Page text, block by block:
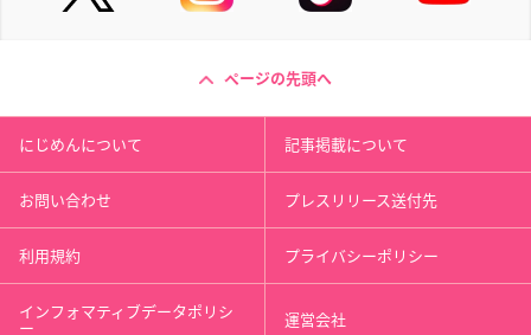
ページの先頭へ
にじめんについて 記事掲載について
お問い合わせ プレスリリース送付先
利用規約 プライバシーポリシー
インフォマティブデータポリシ
ー 運営会社